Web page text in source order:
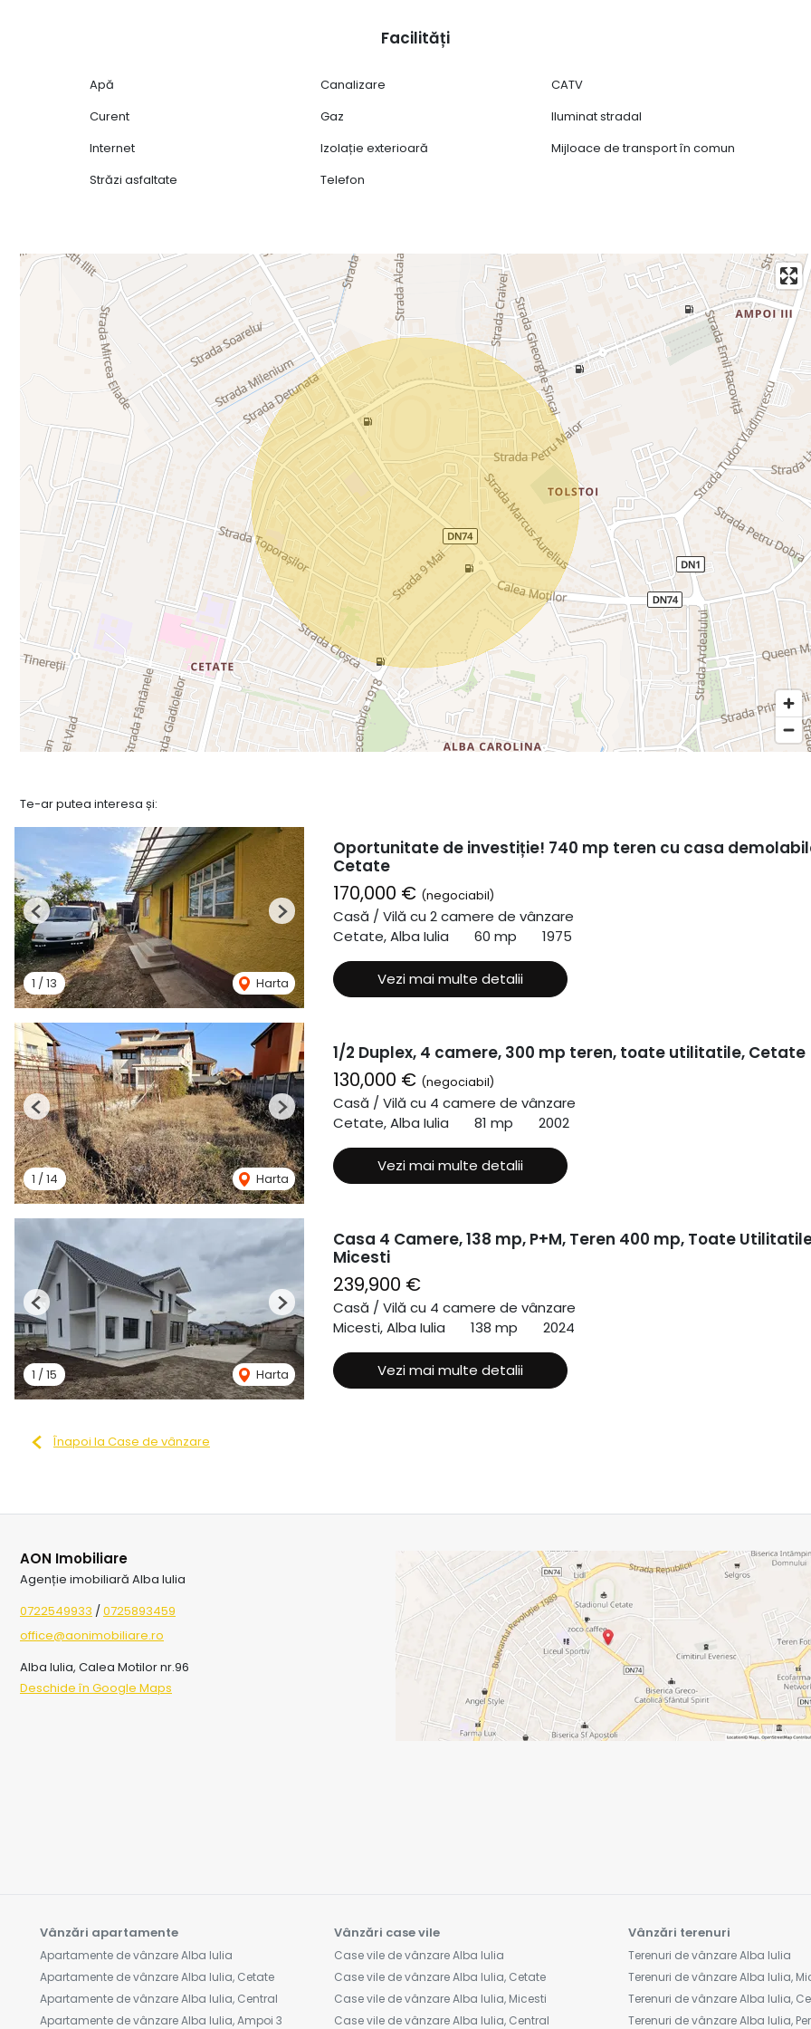
Facilități
Apă Canalizare
CATV
Curent
Gaz
Iluminat stradal
Internet
Izolație exterioară
Mijloace de transport în comun
Străzi asfaltate
Telefon
Te-ar putea interesa și:
1 /13 Harta
Previous Next
Oportunitate de investiție! 740 mp teren cu casa
Cetate
170,000 € (negociabil)
Casă / Vilă cu 2 camere de vânzare
Cetate, Alba Iulia
60 mp 1975
Vezi mai multe detalii
1 /14 Harta
Previous Next
1/2 Duplex, 4 camere, 300 mp teren, toate utilitatile, Cetate
130,000 € (negociabil)
Casă / Vilă cu 4 camere de vânzare
Cetate, Alba Iulia
81 mp 2002
Vezi mai multe detalii
1 /15 Harta
Previous Next
Casa 4 Camere, 138 mp, P+M, Teren 400 mp, Toate
Micesti
239,900 €
Casă / Vilă cu 4 camere de vânzare
Micesti, Alba Iulia
138 mp 2024
Vezi mai multe detalii
Înapoi la Case de vânzare
AON Imobiliare
Agenție imobiliară Alba Iulia
0722549933 /0725893459
office@aonimobiliare.ro
Alba Iulia, Calea Motilor nr.96
Deschide în Google Maps
Vânzări apartamente
Apartamente de vânzare Alba Iulia
Apartamente de vânzare Alba Iulia, Cetate
Apartamente de vânzare Alba Iulia, Central
Apartamente de vânzare Alba Iulia, Ampoi 3
Vânzări case vile
Case vile de vânzare Alba Iulia
Case vile de vânzare Alba Iulia, Cetate
Case vile de vânzare Alba Iulia, Micesti
Case vile de vânzare Alba Iulia, Central
Vânzări terenuri
Terenuri de vânzare Alba Iulia
Terenuri de vânzare Alba Iulia,
Terenuri de vânzare Alba Iulia,
Terenuri de vânzare Alba Iulia,